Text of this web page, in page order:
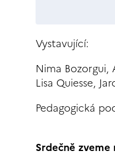
Vystavující:
Nima Bozorgui,
Lisa Quiesse,
Pedagogická
Srdečně zveme